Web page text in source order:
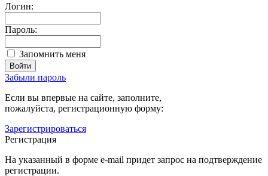
Логин:
Пароль:
Запомнить меня
Забыли пароль
Если вы впервые на сайте, заполните,
пожалуйста, регистрационную форму:
Зарегистрироваться
Регистрация
На указанный в форме e-mail придет запрос на подтверждение
регистрации.